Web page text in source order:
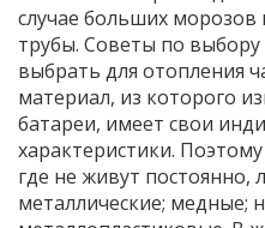
случае больших
трубы. Советы по
выбрать для отопления
материал, из которого
батареи, имеет свои
характеристики.
где не живут постоянно,
металлические; медные;